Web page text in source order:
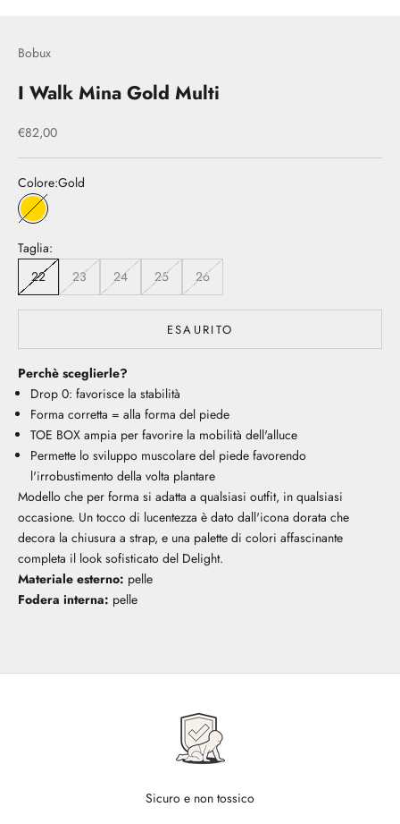
Bobux
I Walk Mina Gold Multi
Prezzo scontato
€82,00
Colore:Gold
Gold
Taglia:
22
23 24 25 26
ESAURITO
Perchè sceglierle?
Drop 0: favorisce la stabilità
Forma corretta = alla forma del piede
TOE BOX ampia per favorire la mobilità dell'alluce
Permette lo sviluppo muscolare del piede favorendo
l'irrobustimento della volta plantare
Modello che per forma si adatta a qualsiasi outfit, in qualsiasi
occasione. Un tocco di lucentezza è dato dall'icona dorata che
decora la chiusura a strap, e una palette di colori affascinante
completa il look sofisticato del Delight.
Materiale esterno: pelle
Fodera interna: pelle
Sicuro e non tossico